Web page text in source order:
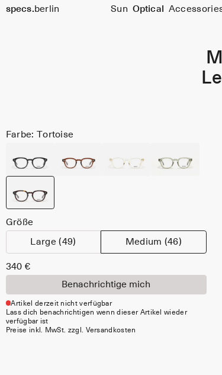
specs. berlin Sun Optical
Farbe: Tortoise
Größe
Large (49) Medium (46)
340 €
Benachrichtige mich
Artikel derzeit nicht verfügbar
Lass dich benachrichtigen wenn dieser Artikel wieder
verfügbar ist
Preise inkl. MwSt. zzgl. Versandkosten